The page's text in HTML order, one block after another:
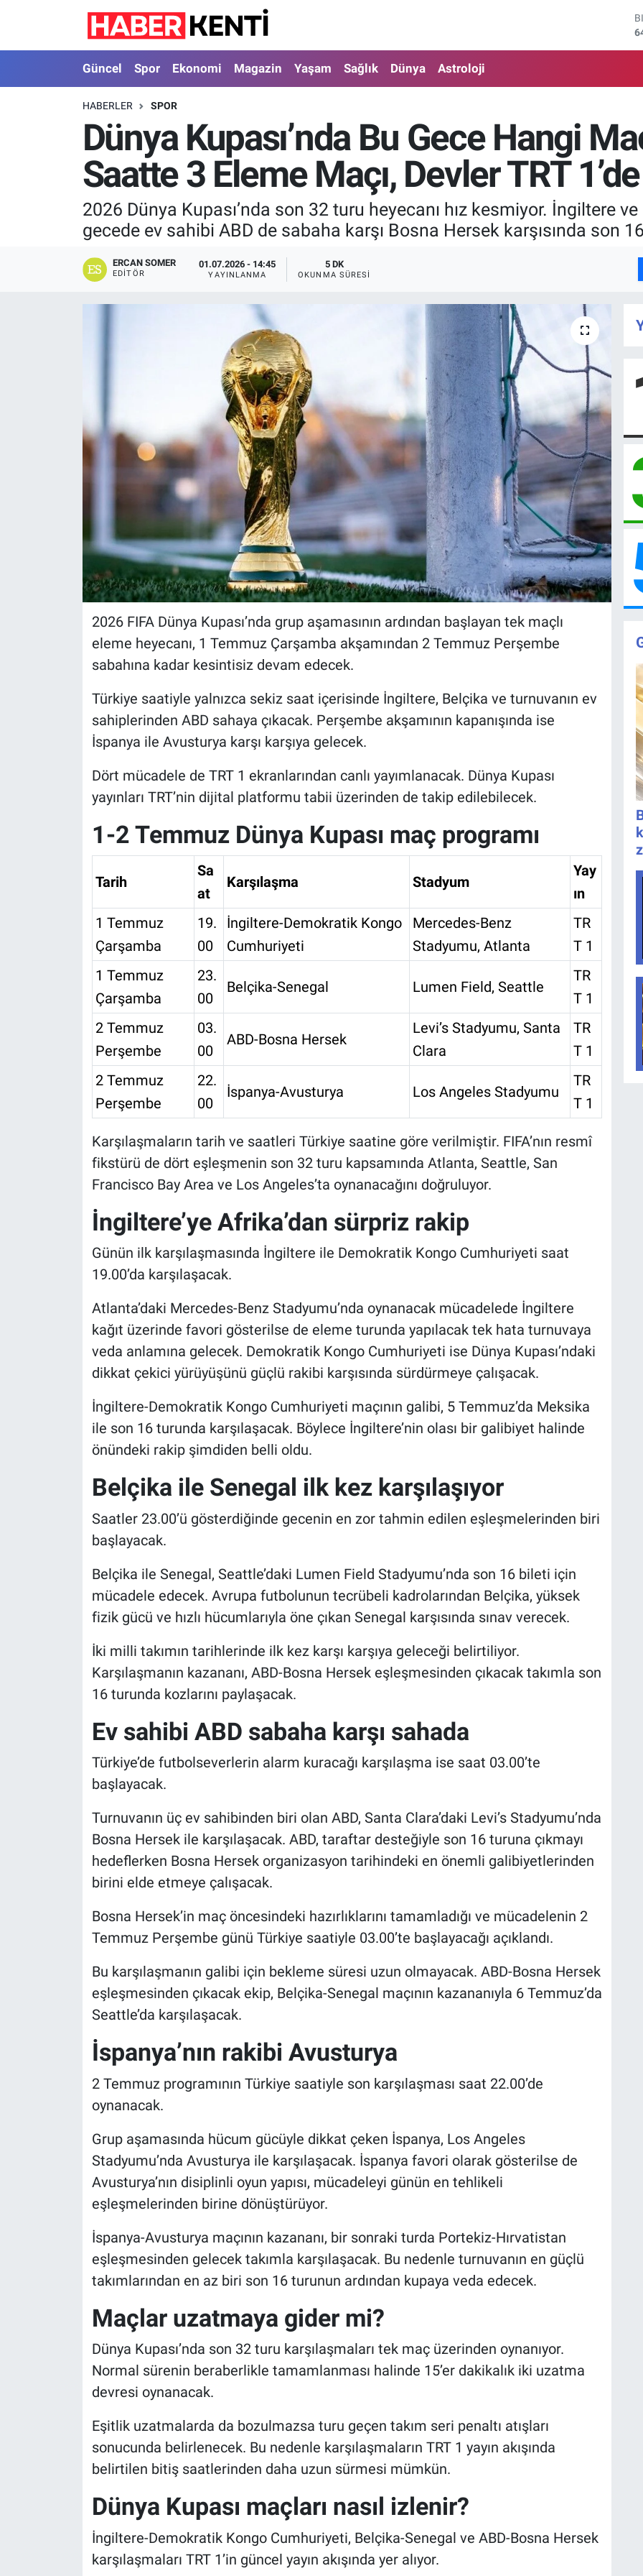
Güncel Spor Ekonomi Magazin Yaşam Sağlık Dünya Astroloji
HABERLER SPOR
Dünya Kupası’nda Bu Gece Hangi
Saatte 3 Eleme Maçı, Devler TRT 1’de
2026 Dünya Kupası’nda son 32 turu heyecanı hız kesmiyor. İngiltere ve
gecede ev sahibi ABD de sabaha karşı Bosna Hersek karşısında son
ERCAN SOMER
EDITÖR
01.07.2026 - 14:45
YAYINLANMA
5 DK
OKUNMA SÜRESI
2026 FIFA Dünya Kupası’nda grup aşamasının ardından başlayan tek maçlı
eleme heyecanı, 1 Temmuz Çarşamba akşamından 2 Temmuz Perşembe
sabahına kadar kesintisiz devam edecek.
Türkiye saatiyle yalnızca sekiz saat içerisinde İngiltere, Belçika ve turnuvanın ev
sahiplerinden ABD sahaya çıkacak. Perşembe akşamının kapanışında ise
İspanya ile Avusturya karşı karşıya gelecek.
Dört mücadele de TRT 1 ekranlarından canlı yayımlanacak. Dünya Kupası
yayınları TRT’nin dijital platformu tabii üzerinden de takip edilebilecek.
1-2 Temmuz Dünya Kupası maç programı
Tarih
Sa
at
Karşılaşma Stadyum
Yay
ın
1 Temmuz
Çarşamba
19.
00
İngiltere-Demokratik Kongo
Cumhuriyeti
Mercedes-Benz
Stadyumu, Atlanta
TR
T 1
1 Temmuz
Çarşamba
23.
00
Belçika-Senegal Lumen Field, Seattle
TR
T 1
2 Temmuz
Perşembe
03.
00
ABD-Bosna Hersek
Levi’s Stadyumu, Santa
Clara
TR
T 1
2 Temmuz
Perşembe
22.
00
İspanya-Avusturya Los Angeles Stadyumu
TR
T 1
Karşılaşmaların tarih ve saatleri Türkiye saatine göre verilmiştir. FIFA’nın resmî
fikstürü de dört eşleşmenin son 32 turu kapsamında Atlanta, Seattle, San
Francisco Bay Area ve Los Angeles’ta oynanacağını doğruluyor.
İngiltere’ye Afrika’dan sürpriz rakip
Günün ilk karşılaşmasında İngiltere ile Demokratik Kongo Cumhuriyeti saat
19.00’da karşılaşacak.
Atlanta’daki Mercedes-Benz Stadyumu’nda oynanacak mücadelede İngiltere
kağıt üzerinde favori gösterilse de eleme turunda yapılacak tek hata turnuvaya
veda anlamına gelecek. Demokratik Kongo Cumhuriyeti ise Dünya Kupası’ndaki
dikkat çekici yürüyüşünü güçlü rakibi karşısında sürdürmeye çalışacak.
İngiltere-Demokratik Kongo Cumhuriyeti maçının galibi, 5 Temmuz’da Meksika
ile son 16 turunda karşılaşacak. Böylece İngiltere’nin olası bir galibiyet halinde
önündeki rakip şimdiden belli oldu.
Belçika ile Senegal ilk kez karşılaşıyor
Saatler 23.00’ü gösterdiğinde gecenin en zor tahmin edilen eşleşmelerinden biri
başlayacak.
Belçika ile Senegal, Seattle’daki Lumen Field Stadyumu’nda son 16 bileti için
mücadele edecek. Avrupa futbolunun tecrübeli kadrolarından Belçika, yüksek
fizik gücü ve hızlı hücumlarıyla öne çıkan Senegal karşısında sınav verecek.
İki milli takımın tarihlerinde ilk kez karşı karşıya geleceği belirtiliyor.
Karşılaşmanın kazananı, ABD-Bosna Hersek eşleşmesinden çıkacak takımla son
16 turunda kozlarını paylaşacak.
Ev sahibi ABD sabaha karşı sahada
Türkiye’de futbolseverlerin alarm kuracağı karşılaşma ise saat 03.00’te
başlayacak.
Turnuvanın üç ev sahibinden biri olan ABD, Santa Clara’daki Levi’s Stadyumu’nda
Bosna Hersek ile karşılaşacak. ABD, taraftar desteğiyle son 16 turuna çıkmayı
hedeflerken Bosna Hersek organizasyon tarihindeki en önemli galibiyetlerinden
birini elde etmeye çalışacak.
Bosna Hersek’in maç öncesindeki hazırlıklarını tamamladığı ve mücadelenin 2
Temmuz Perşembe günü Türkiye saatiyle 03.00’te başlayacağı açıklandı.
Bu karşılaşmanın galibi için bekleme süresi uzun olmayacak. ABD-Bosna Hersek
eşleşmesinden çıkacak ekip, Belçika-Senegal maçının kazananıyla 6 Temmuz’da
Seattle’da karşılaşacak.
İspanya’nın rakibi Avusturya
2 Temmuz programının Türkiye saatiyle son karşılaşması saat 22.00’de
oynanacak.
Grup aşamasında hücum gücüyle dikkat çeken İspanya, Los Angeles
Stadyumu’nda Avusturya ile karşılaşacak. İspanya favori olarak gösterilse de
Avusturya’nın disiplinli oyun yapısı, mücadeleyi günün en tehlikeli
eşleşmelerinden birine dönüştürüyor.
İspanya-Avusturya maçının kazananı, bir sonraki turda Portekiz-Hırvatistan
eşleşmesinden gelecek takımla karşılaşacak. Bu nedenle turnuvanın en güçlü
takımlarından en az biri son 16 turunun ardından kupaya veda edecek.
Maçlar uzatmaya gider mi?
Dünya Kupası’nda son 32 turu karşılaşmaları tek maç üzerinden oynanıyor.
Normal sürenin beraberlikle tamamlanması halinde 15’er dakikalık iki uzatma
devresi oynanacak.
Eşitlik uzatmalarda da bozulmazsa turu geçen takım seri penaltı atışları
sonucunda belirlenecek. Bu nedenle karşılaşmaların TRT 1 yayın akışında
belirtilen bitiş saatlerinden daha uzun sürmesi mümkün.
Dünya Kupası maçları nasıl izlenir?
İngiltere-Demokratik Kongo Cumhuriyeti, Belçika-Senegal ve ABD-Bosna Hersek
karşılaşmaları TRT 1’in güncel yayın akışında yer alıyor.
Güncel
Spor
Ekonomi
Magazin
Nöbetçi Eczaneler
Hava Durumu
İstanbul Namaz Vakitleri
Trafik Durumu
Süper Lig Puan Durumu ve Fikstür
Tüm Manşetler
Son Dakika Haberleri